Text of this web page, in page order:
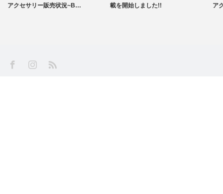
アクセサリー販売状況~B…
載を開始しました!!
ア
FacebookInstagram